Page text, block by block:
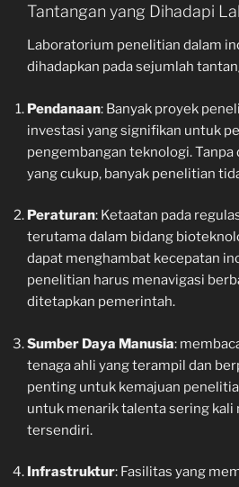
Tantangan yang Dihadapi
Laboratorium penelitian dalam
dihadapkan pada sejumlah
Pendanaan: Banyak proyek
investasi yang signifikan untuk
pengembangan teknologi. Tanpa
yang cukup, banyak penelitian
Peraturan: Ketaatan pada
terutama dalam bidang
dapat menghambat kecepatan
penelitian harus menavigasi
ditetapkan pemerintah.
Sumber Daya Manusia:
tenaga ahli yang terampil dan
penting untuk kemajuan
untuk menarik talenta sering kali
tersendiri.
Infrastruktur: Fasilitas yang